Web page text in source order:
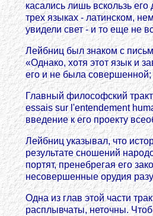
касались лишь вскользь
трех языках - латинском,
увидели свет - и то еще не
Лейбниц был знаком с
«Однако, хотя этот язык и
его и не была совершенной;
Главный философский
essais sur l'entendement
введение к его проекту
Лейбниц указывал, что
результате сношений
портят, пренебрегая его
несовершенные орудия
Одна из глав этой части
расплывчаты, неточны.